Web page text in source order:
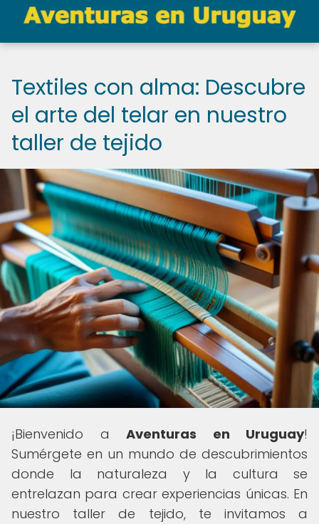
Textiles con alma: Descubre
el arte del telar en nuestro
taller de tejido
¡Bienvenido a Aventuras en Uruguay!
Sumérgete en un mundo de descubrimientos
donde la naturaleza y la cultura se
entrelazan para crear experiencias únicas. En
nuestro taller de tejido, te invitamos a